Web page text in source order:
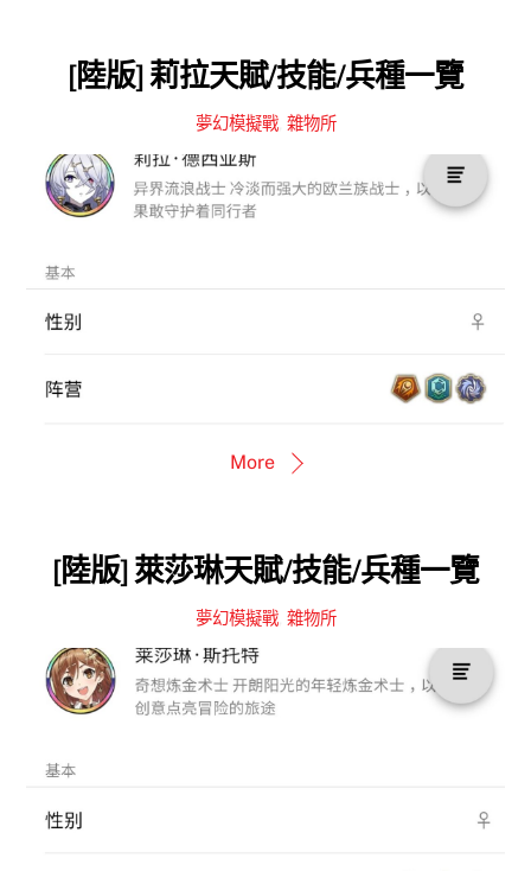
[陸版] 莉拉天賦/技能/兵種一覽
夢幻模擬戰, 雜物所
More
[陸版] 萊莎琳天賦/技能/兵種一覽
夢幻模擬戰, 雜物所